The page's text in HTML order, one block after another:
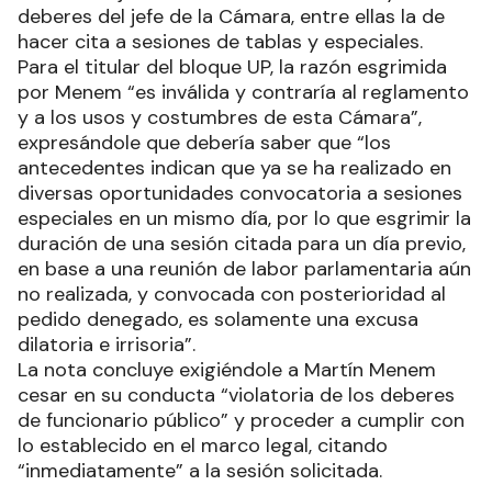
deberes del jefe de la Cámara, entre ellas la de
hacer cita a sesiones de tablas y especiales.
Para el titular del bloque UP, la razón esgrimida
por Menem “es inválida y contraría al reglamento
y a los usos y costumbres de esta Cámara”,
expresándole que debería saber que “los
antecedentes indican que ya se ha realizado en
diversas oportunidades convocatoria a sesiones
especiales en un mismo día, por lo que esgrimir la
duración de una sesión citada para un día previo,
en base a una reunión de labor parlamentaria aún
no realizada, y convocada con posterioridad al
pedido denegado, es solamente una excusa
dilatoria e irrisoria”.
La nota concluye exigiéndole a Martín Menem
cesar en su conducta “violatoria de los deberes
de funcionario público” y proceder a cumplir con
lo establecido en el marco legal, citando
“inmediatamente” a la sesión solicitada.